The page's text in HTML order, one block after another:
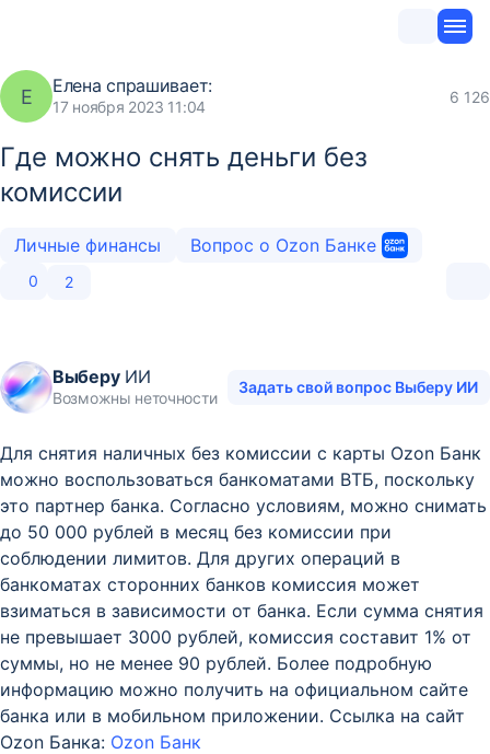
Е Елена спрашивает:
17 ноября 2023 11:04
6 126
Где можно снять деньги без
комиссии
Личные финансы Вопрос о Ozon Банке
0 2
ВыберуИИ
Возможны неточности
Задать свой вопрос Выберу ИИ
Для снятия наличных без комиссии с карты Ozon Банк
можно воспользоваться банкоматами ВТБ, поскольку
это партнер банка. Согласно условиям, можно снимать
до 50 000 рублей в месяц без комиссии при
соблюдении лимитов. Для других операций в
банкоматах сторонних банков комиссия может
взиматься в зависимости от банка. Если сумма снятия
не превышает 3000 рублей, комиссия составит 1% от
суммы, но не менее 90 рублей. Более подробную
информацию можно получить на официальном сайте
банка или в мобильном приложении. Ссылка на сайт
Ozon Банка: Ozon Банк